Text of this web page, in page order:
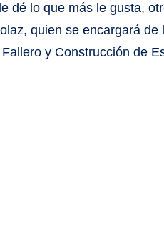
dé lo que más le gusta,
quien se encargará
y Construcción de